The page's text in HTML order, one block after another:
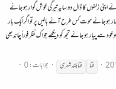
اپنی زلفوں کا ڈال دو سایہ تِیرگی خوش گوار ہو جائے
ہو جائے موت کس طرح آئے بالیں پر تو اگرایک بار
سے پیار ہو جائے تجھ کو دیکھے جو اک نظر فوراً چاند بھی
فنا فنابلند شہری
جوابات: 0